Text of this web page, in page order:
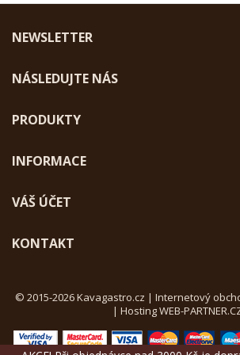
NEWSLETTER
NÁSLEDUJTE NÁS
PRODUKTY
INFORMACE
VÁŠ ÚČET
KONTAKT
© 2015-2026 Kavagastro.cz | Internetový
| Hosting WEB-